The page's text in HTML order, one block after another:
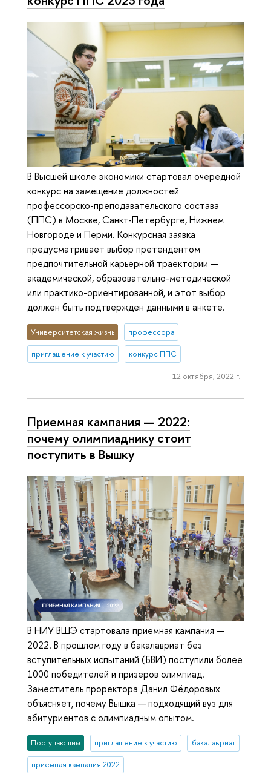
В Высшей школе экономики стартовал очередной
конкурс на замещение должностей
профессорско-преподавательского состава
(ППС) в Москве, Санкт-Петербурге, Нижнем
Новгороде и Перми. Конкурсная заявка
предусматривает выбор претендентом
предпочтительной карьерной траектории —
академической, образовательно-методической
или практико-ориентированной, и этот выбор
должен быть подтвержден данными в анкете.
Университетская жизнь профессора
приглашение к участию конкурс ППС
12 октября, 2022 г.
Приемная кампания — 2022:
почему олимпиаднику стоит
поступить в Вышку
В НИУ ВШЭ стартовала приемная кампания —
2022. В прошлом году в бакалавриат без
вступительных испытаний (БВИ) поступили более
1000 победителей и призеров олимпиад.
Заместитель проректора Данил Фёдоровых
объясняет, почему Вышка — подходящий вуз для
абитуриентов с олимпиадным опытом.
Поступающим приглашение к участию бакалавриат
приемная кампания 2022